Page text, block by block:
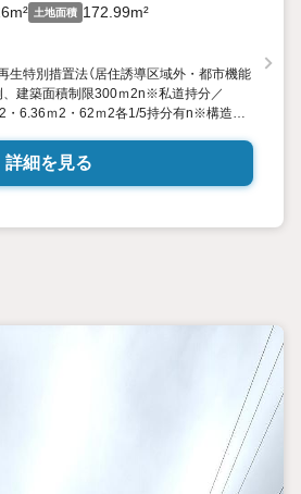
土地面積 172.99m²
特別措置法（居住誘導区域外・都市機能
、建築面積制限300ｍ2n※私道持分／
・6.36ｍ2・62ｍ2各1/5持分有n※構造補
年月日・面積不詳n※再建築の際は適合証
カースペースには車種による制限がござ
詳細を見る